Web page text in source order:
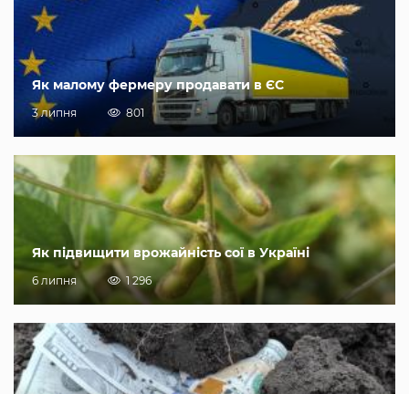
Як малому фермеру продавати в ЄС
3 липня 801
Як підвищити врожайність сої в Україні
6 липня 1 296